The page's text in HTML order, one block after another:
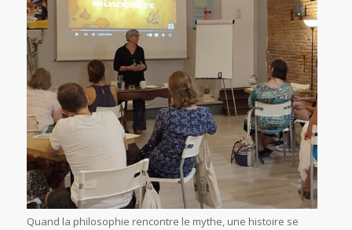
Quand la philosophie rencontre le mythe, une histoire se